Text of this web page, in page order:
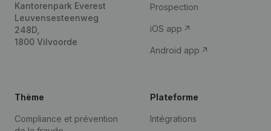
Kantorenpark Everest
Leuvensesteenweg
248D,
1800 Vilvoorde
Prospection
iOS app
Android app
Thème
Compliance et prévention
Plateforme
Intégrations